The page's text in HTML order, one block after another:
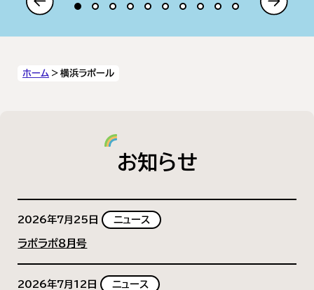
ホーム 横浜ラポール
お知らせ
2026年7月25日 ニュース
ラポラポ８月号
2026年7月12日 ニュース